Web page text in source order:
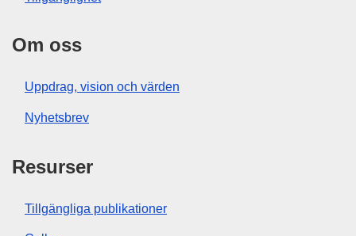
Om oss
Uppdrag, vision och värden
Nyhetsbrev
Resurser
Tillgängliga publikationer